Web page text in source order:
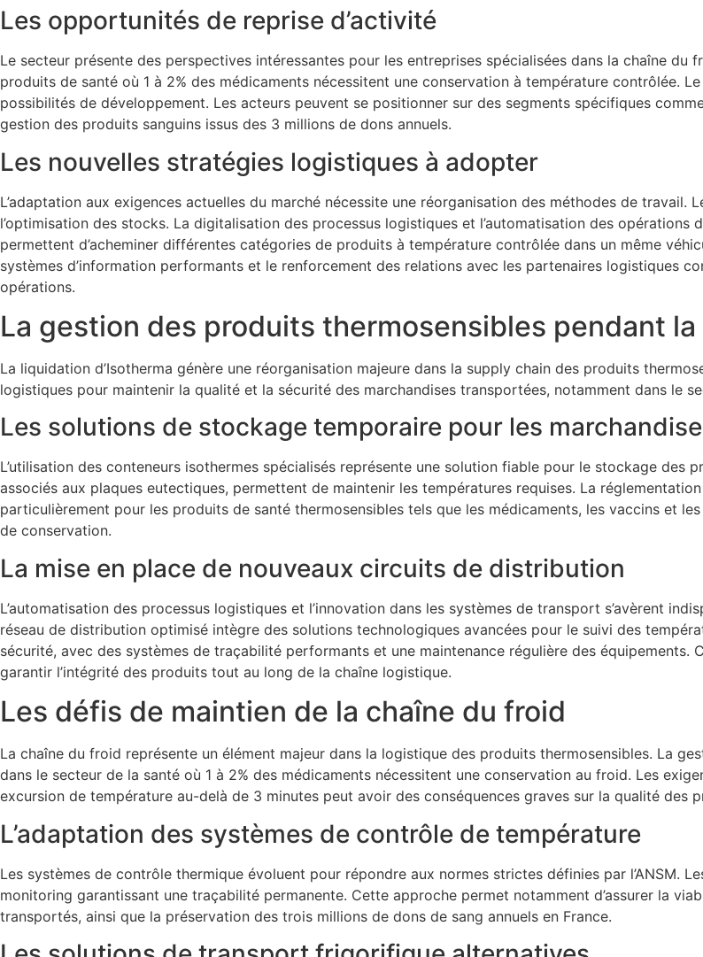
Les opportunités de reprise d’activité
Le secteur présente des perspectives intéressantes pour les entreprises spécialisées dans la chaîne
produits de santé où 1 à 2% des médicaments nécessitent une conservation à température contrôlée.
possibilités de développement. Les acteurs peuvent se positionner sur des segments spécifiques
gestion des produits sanguins issus des 3 millions de dons annuels.
Les nouvelles stratégies logistiques à adopter
L’adaptation aux exigences actuelles du marché nécessite une réorganisation des méthodes de travail.
l’optimisation des stocks. La digitalisation des processus logistiques et l’automatisation des
permettent d’acheminer différentes catégories de produits à température contrôlée dans un même
systèmes d’information performants et le renforcement des relations avec les partenaires logistiques
opérations.
La gestion des produits thermosensibles pendant
La liquidation d’Isotherma génère une réorganisation majeure dans la supply chain des produits
logistiques pour maintenir la qualité et la sécurité des marchandises transportées, notamment dans le
Les solutions de stockage temporaire pour les
L’utilisation des conteneurs isothermes spécialisés représente une solution fiable pour le stockage des
associés aux plaques eutectiques, permettent de maintenir les températures requises. La
particulièrement pour les produits de santé thermosensibles tels que les médicaments, les vaccins et
de conservation.
La mise en place de nouveaux circuits de distribution
L’automatisation des processus logistiques et l’innovation dans les systèmes de transport s’avèrent
réseau de distribution optimisé intègre des solutions technologiques avancées pour le suivi des
sécurité, avec des systèmes de traçabilité performants et une maintenance régulière des équipements.
garantir l’intégrité des produits tout au long de la chaîne logistique.
Les défis de maintien de la chaîne du froid
La chaîne du froid représente un élément majeur dans la logistique des produits thermosensibles. La
dans le secteur de la santé où 1 à 2% des médicaments nécessitent une conservation au froid. Les
excursion de température au-delà de 3 minutes peut avoir des conséquences graves sur la qualité des
L’adaptation des systèmes de contrôle de température
Les systèmes de contrôle thermique évoluent pour répondre aux normes strictes définies par l’ANSM.
monitoring garantissant une traçabilité permanente. Cette approche permet notamment d’assurer la
transportés, ainsi que la préservation des trois millions de dons de sang annuels en France.